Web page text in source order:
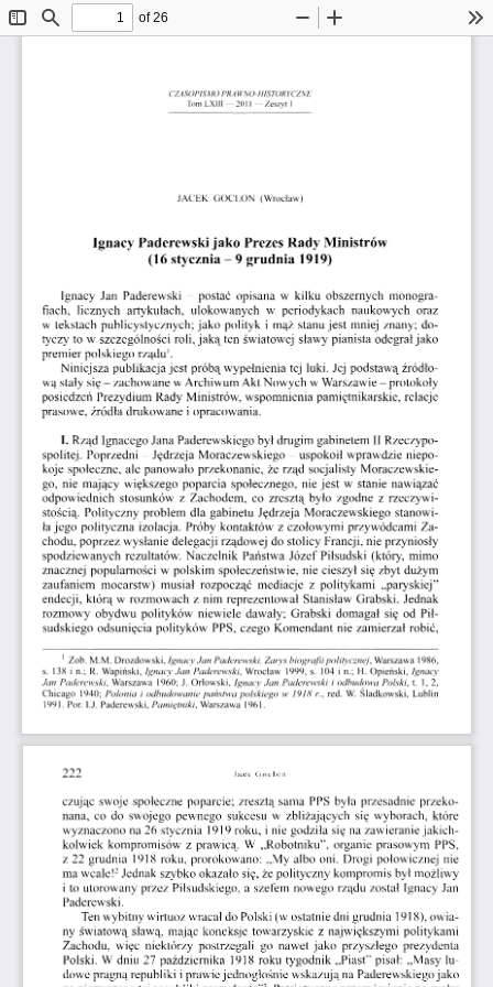
ToggleFind
of 26
Zoom
CZASOPISMO PRAWN0-HIST0RYCZNE
Tom LXIII — 2011 — Zeszyt  1
JACEK  GOCLON   (Wrocław)
Ignacy Paderewski jako  Prezes Rady  Ministrów
(16 stycznia -  9 grudnia  1919)
Ignacy  Jan  Paderewski  -  postać  opisana  w  kilku  obszernych  monogra­
fiach,   licznych   artykułach,   ulokowanych   w  periodykach   naukowych   oraz
w  tekstach  publicystycznych; jako  polityk  i  mąż  stanu jest  mniej  znany;  do­
tyczy  to  w  szczególności  roli, jaką  ten  światowej  sławy  pianista  odegrał jako
premier  polskiego  rządu1
Niniejsza  publikacja jest  próbą wypełnienia  tej  luki.  Jej  podstawą źródło­
wą stały  się -  zachowane w Archiwum Akt Nowych  w Warszawie -  protokoły
posiedzeń  Prezydium  Rady  Ministrów,  wspomnienia  pamiętnikarskie,  relacje
prasowe, źródła  drukowane  i  opracowania.
I. Rząd  Ignacego Jana  Paderewskiego  był drugim  gabinetem  II Rzeczypo­
spolitej.
  Poprzedni  -  Jędrzeja  Moraczewskiego  -  uspokoił  wprawdzie  niepo­
koje  społeczne,  ale  panowało  przekonanie,  że  rząd  socjalisty  Moraczewskie­
go,
  nie  mający  większego  poparcia  społecznego,  nie jest  w  stanie  nawiązać
odpowiednich  stosunków  z  Zachodem,  co  zresztą  było  zgodne  z  rzeczywi­
stością.  Polityczny  problem  dla  gabinetu  Jędrzeja  Moraczewskiego  stanowi­
ła jego  polityczna  izolacja.  Próby  kontaktów  z  czołowymi  przywódcami  Za­
chodu, poprzez  wysłanie  delegacji  rządowej  do stolicy  Francji,  nie  przyniosły
spodziewanych  rezultatów.  Naczelnik  Państwa  Józef  Piłsudski  (który,  mimo
znacznej  popularności  w  polskim  społeczeństwie,  nie  cieszył  się  zbyt  dużym
zaufaniem  mocarstw)  musiał  rozpocząć  mediacje  z  politykami   „paryskiej”
endecji,  którą  w  rozmowach  z  nim  reprezentował  Stanisław  Grabski.  Jednak
rozmowy  obydwu  polityków  niewiele  dawały;  Grabski  domagał  się  od  Pił­
sudskiego  odsunięcia  polityków  PPS, czego  Komendant  nie  zamierzał  robić,
1
  Zob.
M.M. Drozdowski, Ignacy Jan Paderewski. Zarys biografii politycznej,  Warszawa  1986,
s.  138  i  n.;  R.  Wapiński,
  Ignacy Jan  Paderewski,
  Wrocław  1999,  s.  104  i  n.;  H.  Opieński,
  Ignacy
Jan  Paderewski,
  Warszawa  1960; J.  Orłowski,
  Ignacy Jan  Paderewski  i odbudowa  Polski,
  t.  1, 2,
Chicago  1940; Polonia  i odbudowanie państwa  polskiego  w  1918 r.,
  red.  W.  Śladkowski,  Lublin
1991.
  Por.
I.J.. Paderewski, Pamiętniki,
  Warszawa  1961.
222                                                                                   Jacek       Goclon
czując  swoje  społeczne  poparcie;  zresztą  sama  PPS  była  przesadnie  przeko­
nana,  co  do  swojego  pewnego  sukcesu  w  zbliżających   się  wyborach,  które
wyznaczono  na  26  stycznia  1919 roku,  i nie  godziła  się  na zawieranie jakich­
kolwiek  kompromisów  z  prawicą.  W  „Robotniku",  organie  prasowym  PPS,
z  22  grudnia  1918  roku,  prorokowano:  „My  albo  oni.  Drogi  połowicznej  nie
ma wcale!2 Jednak  szybko okazało  się, że polityczny  kompromis  był  możliwy
i to  utorowany  przez  Piłsudskiego,  a  szefem  nowego  rządu  został  Ignacy  Jan
Paderewski.
Ten wybitny wirtuoz wracał do Polski  (w ostatnie dni grudnia  1918), owia­
ny  światową  sławą,  mając  koneksje  towarzyskie  z  największymi  politykami
Zachodu,  więc  niektórzy  postrzegali  go  nawet  jako  przyszłego  prezydenta
Polski.  W dniu  27  października  1918  roku  tygodnik  „Piast”  pisał:  „Masy  lu­
dowe pragną republiki  i prawie jednogłośnie  wskazują  na  Paderewskiego jako
3